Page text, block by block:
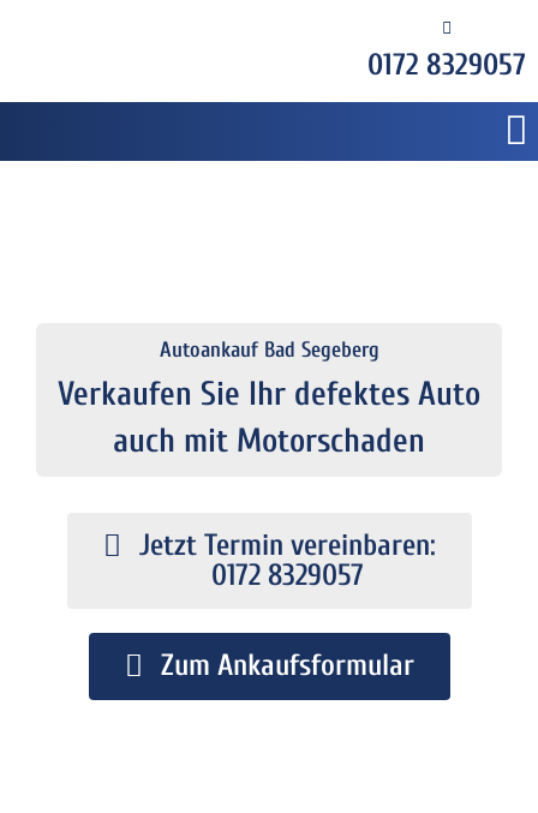
0172 8329057
Autoankauf Bad Segeberg
Verkaufen Sie Ihr defektes Auto
auch mit Motorschaden
Jetzt Termin vereinbaren:
0172 8329057
Zum Ankaufsformular